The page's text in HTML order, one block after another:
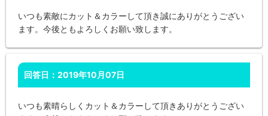
いつも素敵にカット＆カラーして頂き誠にありがとうござい
ます。今後ともよろしくお願い致します。
回答日：2019年10月07日
いつも素晴らしくカット＆カラーして頂きありがとうござい